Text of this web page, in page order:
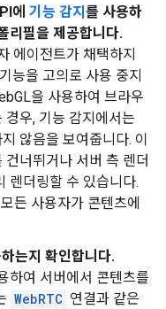
에 기능 감지 를 사용하
리필을 제공합니다.
에이전트가 채택하지
능을 고의로 사용 중지
을 사용하여 브라우
우, 기능 감지에서는
않음을 보여줍니다. 이
너뛰거나 서버 측 렌더
렌더링할 수 있습니다.
든 사용자가 콘텐츠에
는지 확인합니다.
하여 서버에서 콘텐츠를
WebRTC 연결과 같은